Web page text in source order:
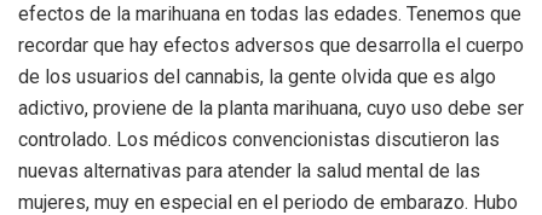
efectos de la marihuana en todas las edades. Tenemos que
recordar que hay efectos adversos que desarrolla el cuerpo
de los usuarios del cannabis, la gente olvida que es algo
adictivo, proviene de la planta marihuana, cuyo uso debe ser
controlado. Los médicos convencionistas discutieron las
nuevas alternativas para atender la salud mental de las
mujeres, muy en especial en el periodo de embarazo. Hubo